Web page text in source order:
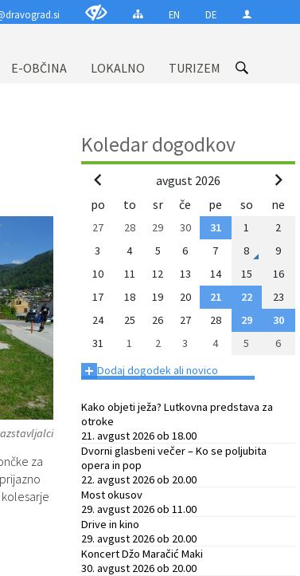
EN DE
E-OBČINA LOKALNO TURIZEM
za
Koledar dogodkov
avgust 2026
po
to sr če pe so ne
27 28 29 30 31 1
2
3
4 5 6 7 8
9
10
11 12 13 14 15
16
17
18 19 20 21 22
23
24
25 26 27 28 29
30
31
1 2 3 4 5 6
+ Dodaj dogodek ali novico
Kako objeti ježa? Lutkovna predstava za
otroke
21. avgust 2026 ob 18.00
Dvorni glasbeni večer – Ko se poljubita
opera in pop
22. avgust 2026 ob 20.00
Most okusov
29. avgust 2026 ob 11.00
Drive in kino
29. avgust 2026 ob 20.00
Koncert Džo Maračić Maki
30. avgust 2026 ob 20.00